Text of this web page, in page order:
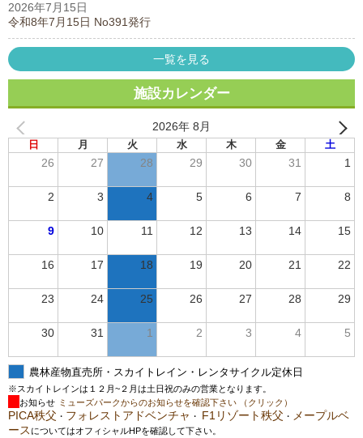
2026年7月15日
令和8年7月15日 No391発行
一覧を見る
施設カレンダー
2026年 8月
日 月 火 水 木 金 土
26 27 28 29 30 31 1
2 3 4 5 6 7 8
9 10 11 12 13 14 15
16 17 18 19 20 21 22
23 24 25 26 27 28 29
30 31 1 2 3 4 5
農林産物直売所・スカイトレイン・レンタサイクル定休日
※スカイトレインは１２月~２月は土日祝のみの営業となります。
お知らせ ミューズパークからのお知らせを確認下さい （クリック）
PICA秩父 ・ フォレストアドベンチャ ・ F1リゾート秩父 ・ メープルベ
ース についてはオフィシャルHPを確認して下さい。